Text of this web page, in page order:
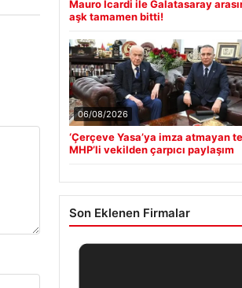
Mauro Icardi ile Galatasaray
aşk tamamen bitti!
06/08/2026
‘Çerçeve Yasa’ya imza atmayan
MHP’li vekilden çarpıcı paylaşım
Son Eklenen Firmalar